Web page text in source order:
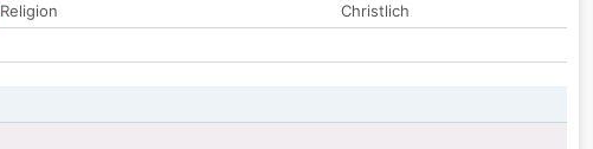
Religion
Christlich